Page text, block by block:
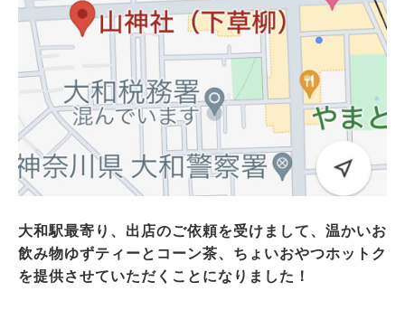
大和駅最寄り、出店のご依頼を受けまして、温かいお
飲み物ゆずティーとコーン茶、ちょいおやつホットク
を提供させていただくことになりました！